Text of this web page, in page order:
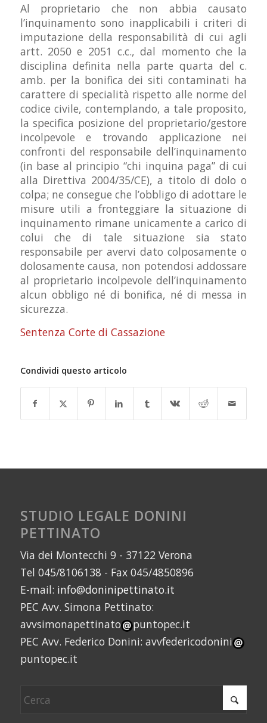
Al proprietario che non abbia causato
l’inquinamento sono inapplicabili i criteri di
imputazione della responsabilità di cui agli
artt. 2050 e 2051 c.c., dal momento che la
disciplina definita nella parte quarta del c.
amb. per la bonifica dei siti contaminati ha
carattere di specialità rispetto alle norme del
codice civile, contemplando, a tale proposito,
la specifica posizione del proprietario/gestore
incolpevole e trovando applicazione nei
confronti del responsabile dell’inquinamento
(in base al principio “chi inquina paga” di cui
alla Direttiva 2004/35/CE), a titolo di dolo o
colpa; ne consegue che l’obbligo di adottare le
misure utili a fronteggiare la situazione di
inquinamento rimane unicamente a carico di
colui che di tale situazione sia stato
responsabile per avervi dato colposamente o
dolosamente causa, non potendosi addossare
al proprietario incolpevole dell’inquinamento
alcun obbligo né di bonifica, né di messa in
sicurezza.
Sentenza Corte di Cassazione
Condividi questo articolo
STUDIO LEGALE DONINI
PETTINATO
Via dei Montecchi 9 - 37122 Verona
Tel 045/8106138 - Fax 045/4850896
E-mail: info@doninipettinato.it
PEC Avv. Simona Pettinato:
avvsimonapettinato
puntopec.it
PEC Avv. Federico Donini: avvfedericodonini
puntopec.it